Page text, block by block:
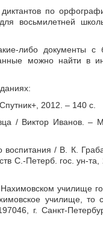
диктантов по
восьмилетней
либо документы с
можно найти в
2012. – 140 с.
/ Виктор Иванов. –
воспитания / В. К.
С.-Петерб. гос. ун-
училище
училище, то
г. Санкт-